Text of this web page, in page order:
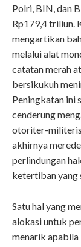
Polri, BIN, dan
Rp179,4 triliun.
mengartikan
melalui alat
catatan merah
bersikukuh
Peningkatan ini
cenderung
otoriter-
akhirnya
perlindungan
ketertiban yang
Satu hal yang
alokasi untuk
menarik